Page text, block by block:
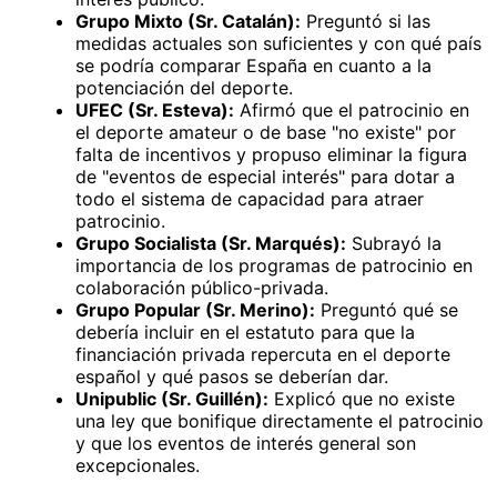
Grupo Mixto (Sr. Catalán): Preguntó si las
medidas actuales son suficientes y con qué país
se podría comparar España en cuanto a la
potenciación del deporte.
UFEC (Sr. Esteva): Afirmó que el patrocinio en
el deporte amateur o de base "no existe" por
falta de incentivos y propuso eliminar la figura
de "eventos de especial interés" para dotar a
todo el sistema de capacidad para atraer
patrocinio.
Grupo Socialista (Sr. Marqués): Subrayó la
importancia de los programas de patrocinio en
colaboración público-privada.
Grupo Popular (Sr. Merino): Preguntó qué se
debería incluir en el estatuto para que la
financiación privada repercuta en el deporte
español y qué pasos se deberían dar.
Unipublic (Sr. Guillén): Explicó que no existe
una ley que bonifique directamente el patrocinio
y que los eventos de interés general son
excepcionales.